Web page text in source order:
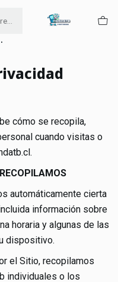
+56954787534
cómo se recopila,
cuando visitas o
automáticamente cierta
información sobre
horaria y algunas de las
dispositivo.
el Sitio, recopilamos
individuales o los